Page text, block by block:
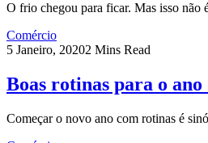
O frio chegou para ficar. Mas isso não
Comércio
5 Janeiro, 20202 Mins Read
Boas rotinas para o
Começar o novo ano com rotinas é